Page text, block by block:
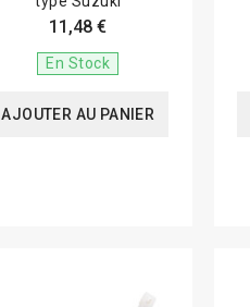
11,48 €
En Stock
AJOUTER AU PANIER